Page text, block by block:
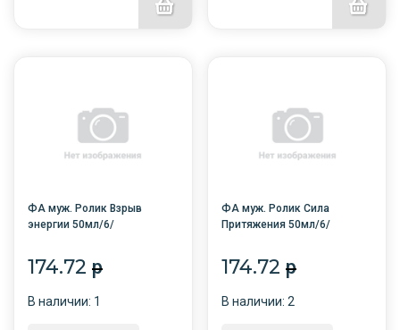
ФА муж. Ролик Взрыв
энергии 50мл/6/
174.72 p
В наличии: 1
ФА муж. Ролик Сила
Притяжения 50мл/6/
174.72p
В наличии: 2